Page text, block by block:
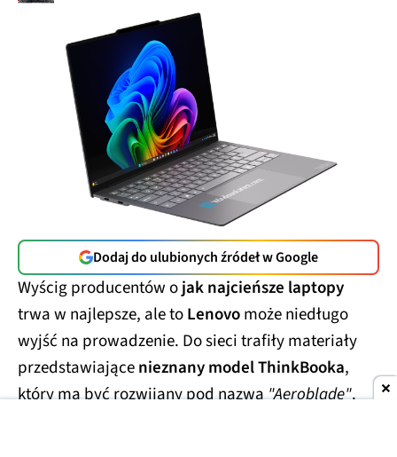
Dodaj do ulubionych źródeł w Google
Wyścig producentów ojak najcieńsze laptopy
trwa w najlepsze, ale toLenovomoże niedługo
wyjść na prowadzenie. Do sieci trafiły materiały
przedstawiającenieznany model ThinkBooka,
który ma być rozwijany pod nazwą"Aeroblade".